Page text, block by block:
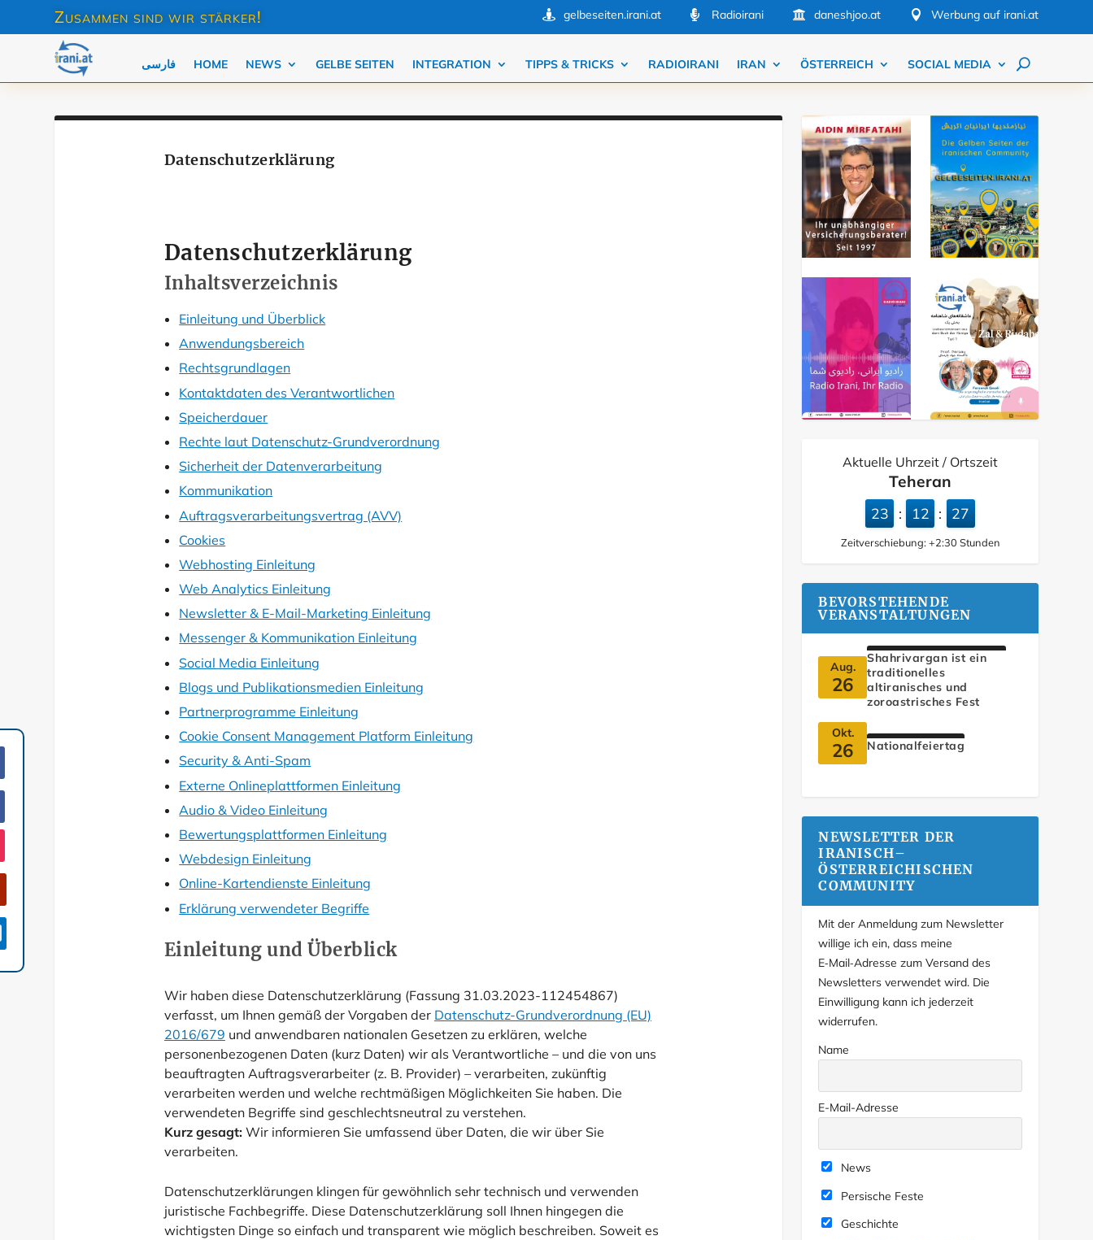
Zusammen sind wir stärker!  gelbeseiten.irani.at  Radioirani  daneshjoo.at  Werbung auf irani.at
فارسی HOME NEWS GELBE SEITEN INTEGRATION TIPPS & TRICKS RADIOIRANI IRAN ÖSTERREICH SOCIAL MEDIA
Datenschutzerklärung
Datenschutzerklärung
Inhaltsverzeichnis
Einleitung und Überblick
Anwendungsbereich
Rechtsgrundlagen
Kontaktdaten des Verantwortlichen
Speicherdauer
Rechte laut Datenschutz-Grundverordnung
Sicherheit der Datenverarbeitung
Kommunikation
Auftragsverarbeitungsvertrag (AVV)
Cookies
Webhosting Einleitung
Web Analytics Einleitung
Newsletter & E-Mail-Marketing Einleitung
Messenger & Kommunikation Einleitung
Social Media Einleitung
Blogs und Publikationsmedien Einleitung
Partnerprogramme Einleitung
Cookie Consent Management Platform Einleitung
Security & Anti-Spam
Externe Onlineplattformen Einleitung
Audio & Video Einleitung
Bewertungsplattformen Einleitung
Webdesign Einleitung
Online-Kartendienste Einleitung
Erklärung verwendeter Begriffe
Einleitung und Überblick
Wir haben diese Datenschutzerklärung (Fassung 31.03.2023-112454867)
verfasst, um Ihnen gemäß der Vorgaben der Datenschutz-Grundverordnung (EU)
2016/679 und anwendbaren nationalen Gesetzen zu erklären, welche
personenbezogenen Daten (kurz Daten) wir als Verantwortliche – und die von uns
beauftragten Auftragsverarbeiter (z. B. Provider) – verarbeiten, zukünftig
verarbeiten werden und welche rechtmäßigen Möglichkeiten Sie haben. Die
verwendeten Begriffe sind geschlechtsneutral zu verstehen.
Kurz gesagt:Wir informieren Sie umfassend über Daten, die wir über Sie
verarbeiten.
Datenschutzerklärungen klingen für gewöhnlich sehr technisch und verwenden
juristische Fachbegriffe. Diese Datenschutzerklärung soll Ihnen hingegen die
wichtigsten Dinge so einfach und transparent wie möglich beschreiben. Soweit es
Aktuelle Uhrzeit / Ortszeit
Teheran
23 : 12 : 28
Zeitverschiebung: +2:30 Stunden
BEVORSTEHENDE
VERANSTALTUNGEN
Aug.
26
Shahrivargan ist ein
traditionelles
altiranisches und
zoroastrisches Fest
Okt.
26 Nationalfeiertag
NEWSLETTER DER
IRANISCH–
ÖSTERREICHISCHEN
COMMUNITY
Mit der Anmeldung zum Newsletter
willige ich ein, dass meine
E‑Mail‑Adresse zum Versand des
Newsletters verwendet wird. Die
Einwilligung kann ich jederzeit
widerrufen.
Name
E-Mail-Adresse
News
Persische Feste
Geschichte